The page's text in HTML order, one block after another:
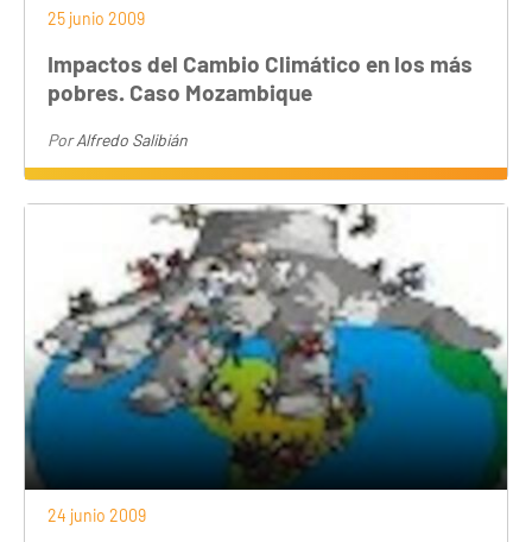
25 junio 2009
Impactos del Cambio Climático en los más
pobres. Caso Mozambique
PorAlfredo Salibián
24 junio 2009